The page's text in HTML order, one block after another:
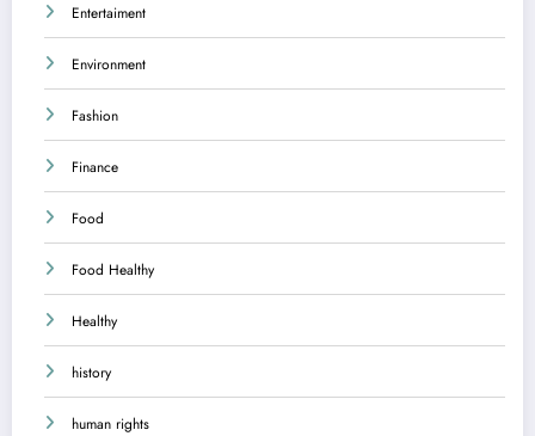
Entertaiment
Environment
Fashion
Finance
Food
Food Healthy
Healthy
history
human rights